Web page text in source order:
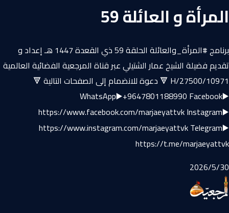
المرأة و العائلة 59
برنامج #المرأة_والعائلة الحلقة 59 ذي القعدة 1447 هـ إعداد و
تقديم فضيلة الشيخ عمار الشتيلي عبر قناة المرجعية الفضائية العالمية
10971/H/27500 🔻 دعوة للانضمام إلى الصفحات التالية 🔻
WhatsApp▶️+9647801188990 Facebook▶️
https://www.facebook.com/marjaeyattvk Instagram▶️
https://www.instagram.com/marjaeyattvk Telegram▶️
https://t.me/marjaeyattvk
30‏/5‏/2026